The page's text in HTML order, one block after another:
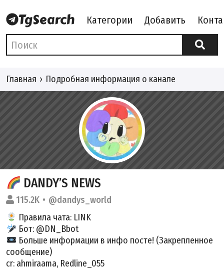
Категории Добавить
Главная Подробная информация о канале
DANDY’S NEWS
115.2K
@dandys_world
Правила чата: LINK
Бот: @DN_Bbot
Больше информации в инфо посте! (Закрепленное
сообщение)
cr: ahmiraama, Redline_055